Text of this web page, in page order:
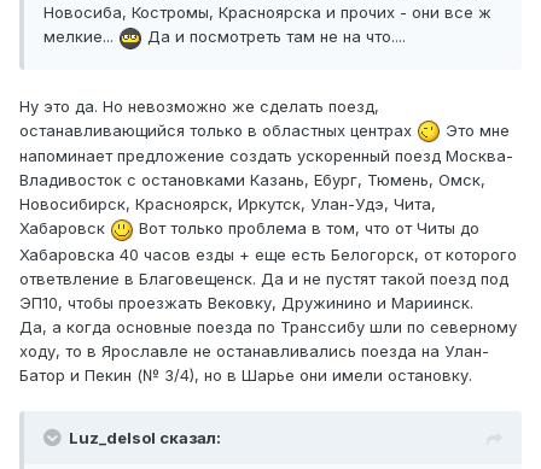
Новосиба, Костромы, Красноярска и прочих - они все ж
мелкие...
Да и посмотреть там не на что....
Ну это да. Но невозможно же сделать поезд,
останавливающийся только в областных центрах
Это мне
напоминает предложение создать ускоренный поезд Москва-
Владивосток с остановками Казань, Ебург, Тюмень, Омск,
Новосибирск, Красноярск, Иркутск, Улан-Удэ, Чита,
Хабаровск
Вот только проблема в том, что от Читы до
Хабаровска 40 часов езды + еще есть Белогорск, от которого
ответвление в Благовещенск. Да и не пустят такой поезд под
ЭП10, чтобы проезжать Вековку, Дружинино и Мариинск.
Да, а когда основные поезда по Транссибу шли по северному
ходу, то в Ярославле не останавливались поезда на Улан-
Батор и Пекин (№ 3/4), но в Шарье они имели остановку.
Luz_delsol сказал: